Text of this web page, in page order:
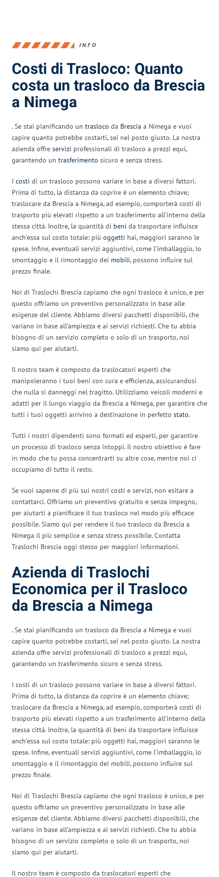
INFO
Costi di Trasloco: Quanto
costa un trasloco da Brescia
a Nimega
. Se stai pianificando un trasloco da Brescia a Nimega e vuoi
capire quanto potrebbe costarti, sei nel posto giusto. La nostra
azienda offre servizi professionali di trasloco a prezzi equi,
garantendo un trasferimento sicuro e senza stress.
I costi di un trasloco possono variare in base a diversi fattori.
Prima di tutto, la distanza da coprire è un elemento chiave;
traslocare da Brescia a Nimega, ad esempio, comporterà costi di
trasporto più elevati rispetto a un trasferimento all’interno della
stessa città. Inoltre, la quantità di beni da trasportare influisce
anch’essa sul costo totale: più oggetti hai, maggiori saranno le
spese. Infine, eventuali servizi aggiuntivi, come l’imballaggio, lo
smontaggio e il rimontaggio dei mobili, possono influire sul
prezzo finale.
Noi di Traslochi Brescia capiamo che ogni trasloco è unico, e per
questo offriamo un preventivo personalizzato in base alle
esigenze del cliente. Abbiamo diversi pacchetti disponibili, che
variano in base all’ampiezza e ai servizi richiesti. Che tu abbia
bisogno di un servizio completo o solo di un trasporto, noi
siamo qui per aiutarti.
Il nostro team è composto da traslocatori esperti che
manipoleranno i tuoi beni con cura e efficienza, assicurandosi
che nulla si danneggi nel tragitto. Utilizziamo veicoli moderni e
adatti per il lungo viaggio da Brescia a Nimega, per garantire che
tutti i tuoi oggetti arrivino a destinazione in perfetto stato.
Tutti i nostri dipendenti sono formati ed esperti, per garantire
un processo di trasloco senza intoppi. Il nostro obiettivo è fare
in modo che tu possa concentrarti su altre cose, mentre noi ci
occupiamo di tutto il resto.
Se vuoi saperne di più sui nostri costi e servizi, non esitare a
contattarci. Offriamo un preventivo gratuito e senza impegno,
per aiutarti a pianificare il tuo trasloco nel modo più efficace
possibile. Siamo qui per rendere il tuo trasloco da Brescia a
Nimega il più semplice e senza stress possibile. Contatta
Traslochi Brescia oggi stesso per maggiori informazioni.
Azienda di Traslochi
Economica per il Trasloco
da Brescia a Nimega
. Se stai pianificando un trasloco da Brescia a Nimega e vuoi
capire quanto potrebbe costarti, sei nel posto giusto. La nostra
azienda offre servizi professionali di trasloco a prezzi equi,
garantendo un trasferimento sicuro e senza stress.
I costi di un trasloco possono variare in base a diversi fattori.
Prima di tutto, la distanza da coprire è un elemento chiave;
traslocare da Brescia a Nimega, ad esempio, comporterà costi di
trasporto più elevati rispetto a un trasferimento all’interno della
stessa città. Inoltre, la quantità di beni da trasportare influisce
anch’essa sul costo totale: più oggetti hai, maggiori saranno le
spese. Infine, eventuali servizi aggiuntivi, come l’imballaggio, lo
smontaggio e il rimontaggio dei mobili, possono influire sul
prezzo finale.
Noi di Traslochi Brescia capiamo che ogni trasloco è unico, e per
questo offriamo un preventivo personalizzato in base alle
esigenze del cliente. Abbiamo diversi pacchetti disponibili, che
variano in base all’ampiezza e ai servizi richiesti. Che tu abbia
bisogno di un servizio completo o solo di un trasporto, noi
siamo qui per aiutarti.
Il nostro team è composto da traslocatori esperti che